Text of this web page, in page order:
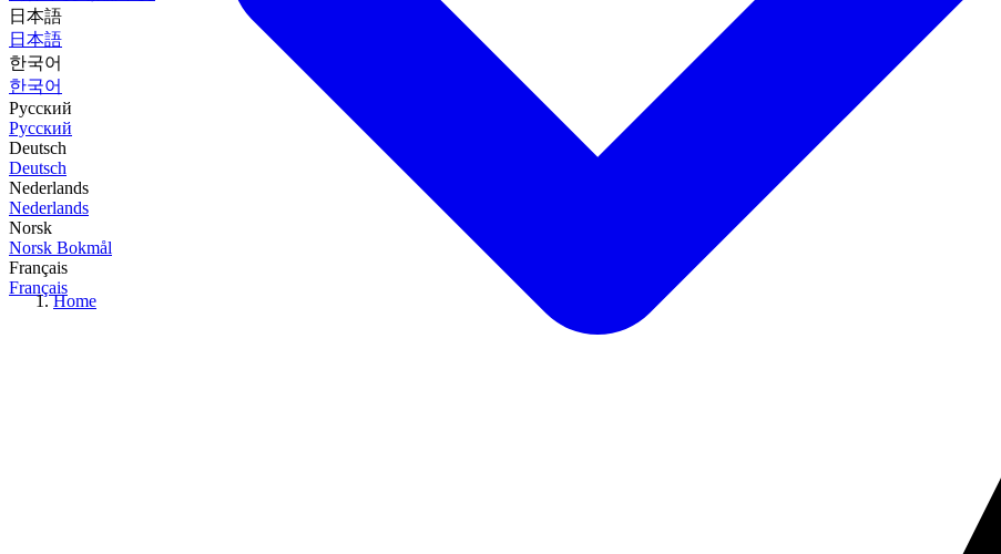
日本語
日本語
한국어
한국어
Русский
Русский
Deutsch
Deutsch
Nederlands
Nederlands
Norsk
Norsk Bokmål
Français
Français
Home